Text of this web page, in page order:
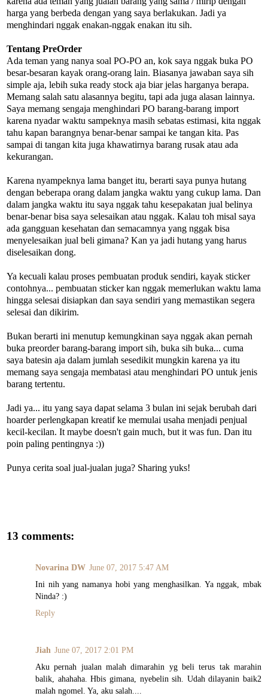
harga yang berbeda dengan yang saya berlakukan. Jadi ya
menghindari nggak enakan-nggak enakan itu sih.
Tentang PreOrder
Ada teman yang nanya soal PO-PO an, kok saya nggak buka PO
besar-besaran kayak orang-orang lain. Biasanya jawaban saya sih
simple aja, lebih suka ready stock aja biar jelas harganya berapa.
Memang salah satu alasannya begitu, tapi ada juga alasan lainnya.
Saya memang sengaja menghindari PO barang-barang import
karena nyadar waktu sampeknya masih sebatas estimasi, kita nggak
tahu kapan barangnya benar-benar sampai ke tangan kita. Pas
sampai di tangan kita juga khawatirnya barang rusak atau ada
kekurangan.
Karena nyampeknya lama banget itu, berarti saya punya hutang
dengan beberapa orang dalam jangka waktu yang cukup lama. Dan
dalam jangka waktu itu saya nggak tahu kesepakatan jual belinya
benar-benar bisa saya selesaikan atau nggak. Kalau toh misal saya
ada gangguan kesehatan dan semacamnya yang nggak bisa
menyelesaikan jual beli gimana? Kan ya jadi hutang yang harus
diselesaikan dong.
Ya kecuali kalau proses pembuatan produk sendiri, kayak sticker
contohnya... pembuatan sticker kan nggak memerlukan waktu lama
hingga selesai disiapkan dan saya sendiri yang memastikan segera
selesai dan dikirim.
Bukan berarti ini menutup kemungkinan saya nggak akan pernah
buka preorder barang-barang import sih, buka sih buka... cuma
saya batesin aja dalam jumlah sesedikit mungkin karena ya itu
memang saya sengaja membatasi atau menghindari PO untuk jenis
barang tertentu.
Jadi ya... itu yang saya dapat selama 3 bulan ini sejak berubah dari
hoarder perlengkapan kreatif ke memulai usaha menjadi penjual
kecil-kecilan. It maybe doesn't gain much, but it was fun. Dan itu
poin paling pentingnya :))
Punya cerita soal jual-jualan juga? Sharing yuks!
13 comments:
Novarina DW June 07, 2017 5:47 AM
Ini nih yang namanya hobi yang menghasilkan. Ya nggak, mbak
Ninda? :)
Reply
Jiah June 07, 2017 2:01 PM
Aku pernah jualan malah dimarahin yg beli terus tak marahin
balik, ahahaha. Hbis gimana, nyebelin sih. Udah dilayanin baik2
malah ngomel. Ya, aku salah....